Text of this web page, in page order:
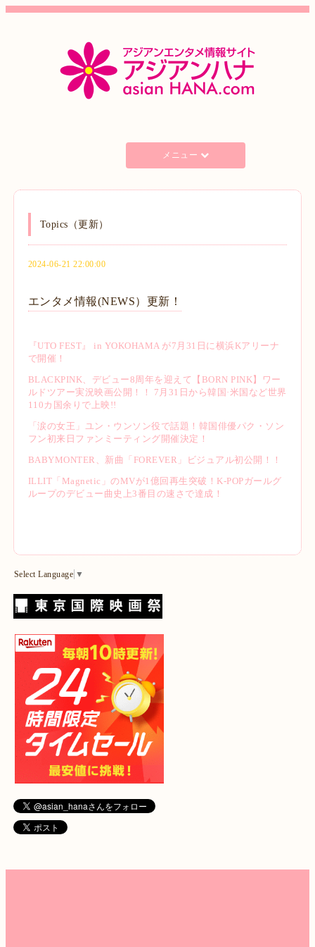
メニュー
Topics（更新）
2024-06-21 22:00:00
エンタメ情報(NEWS）更新！
『UTO FEST』 in YOKOHAMA が7月31日に横浜Kアリーナ
で開催！
BLACKPINK、デビュー8周年を迎えて【BORN PINK】ワー
ルドツアー実況映画公開！！ 7月31日から韓国·米国など世界
110カ国余りで上映!!
「涙の女王」ユン・ウンソン役で話題！韓国俳優パク・ソン
フン初来日ファンミーティング開催決定！
BABYMONTER、新曲「FOREVER」ビジュアル初公開！！
ILLIT「Magnetic」のMVが1億回再生突破！K-POPガールグ
ループのデビュー曲史上3番目の速さで達成！
Select Language ▼